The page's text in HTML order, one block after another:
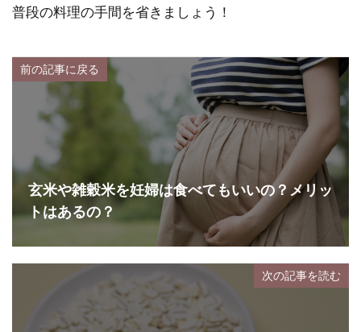
普段の料理の手間を省きましょう！
前の記事に戻る
玄米や雑穀米を妊婦は食べてもいいの？メリッ
トはあるの？
次の記事を読む